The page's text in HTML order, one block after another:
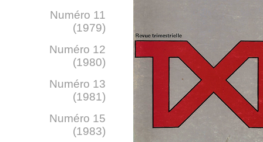
Numéro 11
(1979)
Numéro 12
(1980)
Numéro 13
(1981)
Numéro 15
(1983)